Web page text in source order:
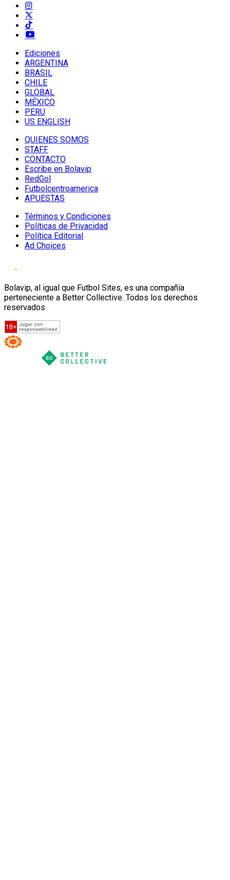
Ediciones
ARGENTINA
BRASIL
CHILE
GLOBAL
MÉXICO
PERU
US ENGLISH
QUIENES SOMOS
STAFF
CONTACTO
Escribe en Bolavip
RedGol
Futbolcentroamerica
APUESTAS
Términos y Condiciones
Políticas de Privacidad
Política Editorial
Ad Choices
Bolavip, al igual que Futbol Sites, es una compañía
perteneciente a Better Collective. Todos los derechos
reservados